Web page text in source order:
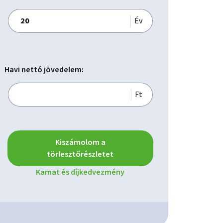
Év
Havi nettó jövedelem:
Ft
Kiszámolom a
törlesztőrészletet
Kamat és díjkedvezmény